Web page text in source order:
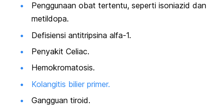
Penggunaan obat tertentu, seperti isoniazid dan
metildopa.
Defisiensi antitripsina alfa-1.
Penyakit Celiac.
Hemokromatosis.
Kolangitis bilier primer.
Gangguan tiroid.